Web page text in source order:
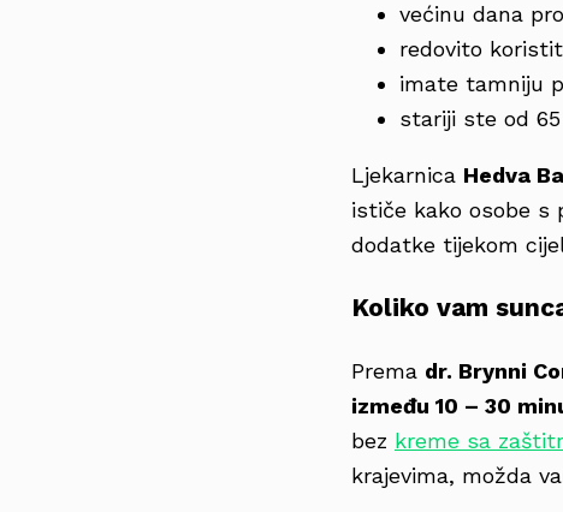
većinu dana
redovito
imate tamniju
stariji ste od 65
Ljekarnica Hedva
ističe kako osobe s
dodatke tijekom
Koliko vam
Prema dr. Brynni
između 10 – 30
bez kreme sa
krajevima, možda